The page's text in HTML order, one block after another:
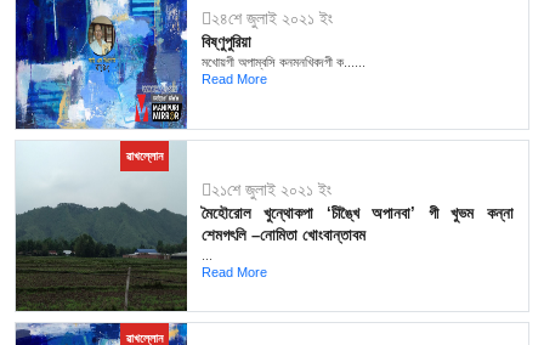
২৪শে জুলাই ২০২১ ইং
বিষ্ণুপুরিয়া
মখোয়গী অপাম্বসি কনমনখিবদগী ক......
Read More
ৱাখল্লোন
২১শে জুলাই ২০২১ ইং
মৈহৌরোল খুন্থোকপা ‘চীঙ্খৈ অপানবা’ গী খুভম কন্না
শেমগৎলি –নোমিতা খোংবান্তাবম
Read More
ৱাখল্লোন